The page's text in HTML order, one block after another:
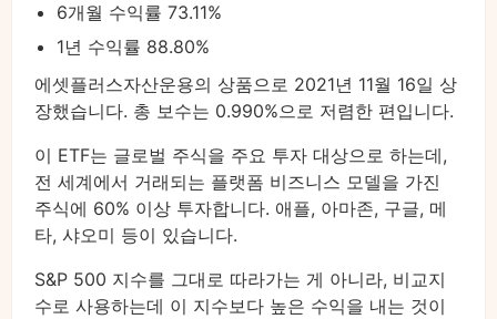
6개월 수익률 73.11%
1년 수익률 88.80%
에셋플러스자산운용의 상품으로 2021년 11월 16일 상
장했습니다. 총 보수는 0.990%으로 저렴한 편입니다.
이 ETF는 글로벌 주식을 주요 투자 대상으로 하는데,
전 세계에서 거래되는 플랫폼 비즈니스 모델을 가진
주식에 60% 이상 투자합니다. 애플, 아마존, 구글, 메
타, 샤오미 등이 있습니다.
S&P 500 지수를 그대로 따라가는 게 아니라, 비교지
수로 사용하는데 이 지수보다 높은 수익을 내는 것이